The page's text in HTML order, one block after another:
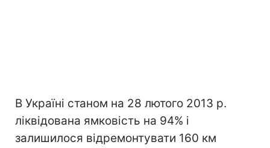
В Україні станом на 28 лютого 2013 р.
ліквідована ямковість на 94% і
залишилося відремонтувати 160 км